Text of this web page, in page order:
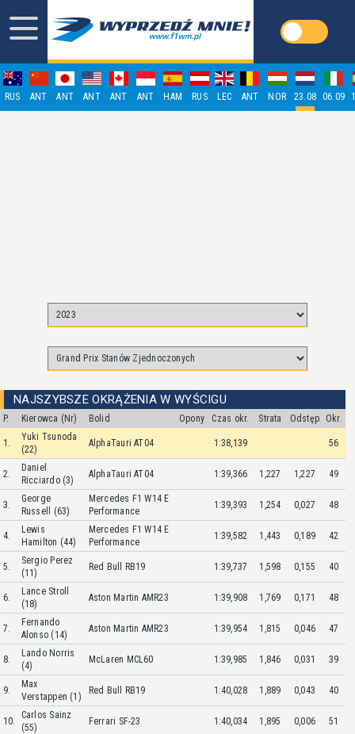
RUS ANT ANT ANT ANT ANT HAM RUS LEC ANT NOR 23.08 06.09
NAJSZYBSZE OKRĄŻENIA W WYŚCIGU
P. Kierowca (Nr) Bolid Opony Czas okr. Strata Odstęp Okr.
1.
Yuki Tsunoda
(22)
AlphaTauri AT04 1:38,139 56
2.
Daniel
Ricciardo (3)
AlphaTauri AT04 1:39,366 1,227 1,227 49
3.
George
Russell (63)
Mercedes F1 W14 E
Performance
1:39,393 1,254 0,027 48
4.
Lewis
Hamilton (44)
Mercedes F1 W14 E
Performance
1:39,582 1,443 0,189 42
5.
Sergio Perez
(11)
Red Bull RB19 1:39,737 1,598 0,155 40
6.
Lance Stroll
(18)
Aston Martin AMR23 1:39,908 1,769 0,171 48
7.
Fernando
Alonso (14)
Aston Martin AMR23 1:39,954 1,815 0,046 47
8.
Lando Norris
(4)
McLaren MCL60 1:39,985 1,846 0,031 39
9.
Max
Verstappen (1)
Red Bull RB19 1:40,028 1,889 0,043 40
10.
Carlos Sainz
(55)
Ferrari SF-23 1:40,034 1,895 0,006 51